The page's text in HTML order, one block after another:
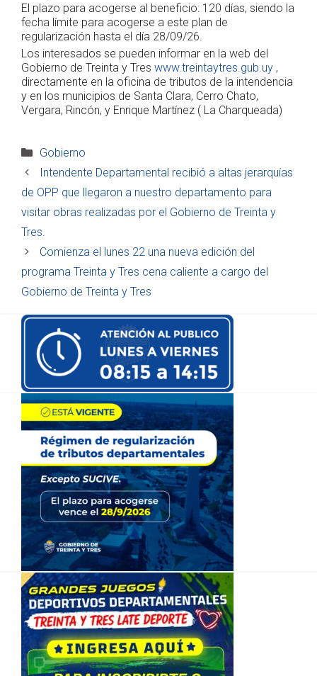
El plazo para acogerse al beneficio: 120 días, siendo la
fecha límite para acogerse a este plan de
regularización hasta el día 28/09/26.
Los interesados se pueden informar en la web del
Gobierno de Treinta y Tres www.treintaytres.gub.uy ,
directamente en la oficina de tributos de la intendencia
y en los municipios de Santa Clara, Cerro Chato,
Vergara, Rincón, y Enrique Martínez ( La Charqueada)
Categorías
Gobierno
Intendente Departamental recibió a altas jerarquías
de OPP que llegaron a nuestro departamento para
visitar obras realizadas por el Gobierno de Treinta y
Tres.
Comienza el lunes 22 una nueva edición del
programa Treinta y Tres cena caliente a cargo del
Gobierno de Treinta y Tres